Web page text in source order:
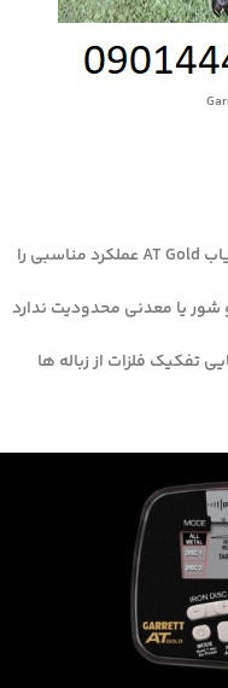
هر منطقه جستجو را که انتخاب می کنید، فلزیاب AT Gold عملکرد مناسبی را
شور یا معدنی محدودیت ندارد
تفکیک فلزات از زباله ها